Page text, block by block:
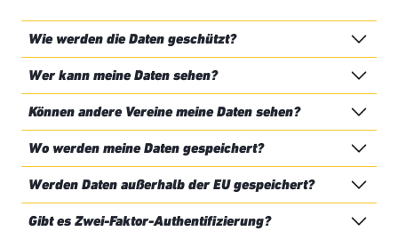
Wie werden die Daten geschützt?
Wer kann meine Daten sehen?
Können andere Vereine meine Daten sehen?
Wo werden meine Daten gespeichert?
Werden Daten außerhalb der EU gespeichert?
Gibt es Zwei-Faktor-Authentifizierung?